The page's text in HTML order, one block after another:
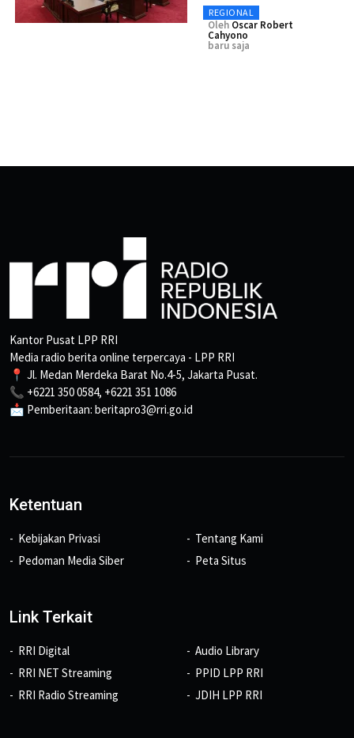
REGIONAL
Oleh Oscar Robert
Cahyono
baru saja
Kantor Pusat LPP RRI
Media radio berita online terpercaya - LPP RRI
📍 Jl. Medan Merdeka Barat No.4-5, Jakarta Pusat.
📞 +6221 350 0584, +6221 351 1086
📩 Pemberitaan: beritapro3@rri.go.id
Ketentuan
Kebijakan Privasi
Pedoman Media Siber
Tentang Kami
Peta Situs
Link Terkait
RRI Digital
RRI NET Streaming
RRI Radio Streaming
Audio Library
PPID LPP RRI
JDIH LPP RRI